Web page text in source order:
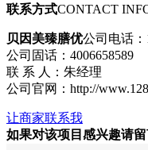
联系方式CONTACT
贝因美臻膳优公司电话：
公司固话：4006658589
联 系 人：朱经理
公司官网：http://
让商家联系我
如果对该项目感兴趣请